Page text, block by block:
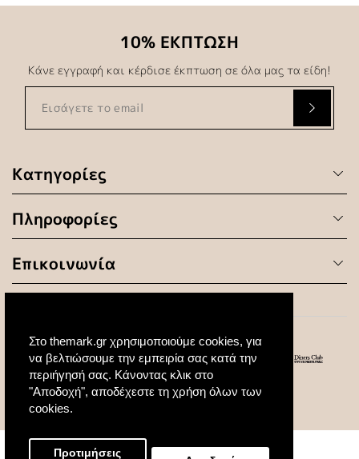
Στο themark.gr χρησιμοποιούμε cookies, για
να βελτιώσουμε την εμπειρία σας κατά την
περιήγησή σας. Κάνοντας κλικ στο
"Αποδοχή", αποδέχεστε τη χρήση όλων των
cookies.
Προτιμήσεις
Κατηγορίες
Πληροφορίες
Επικοινωνία
10% ΕΚΠΤΩΣΗ
Κάνε εγγραφή και κέρδισε έκπτωση σε όλα μας τα είδη!
© 2020 All Rights Reserved. Created by